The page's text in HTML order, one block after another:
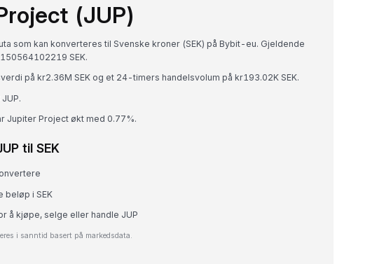
(JUP)
som kan konverteres til Svenske kroner (SEK) på Bybit-eu. Gjeldende
SEK.
på kr2.36M SEK og et 24-timers handelsvolum på kr193.02K SEK.
Jupiter Project økt med 0.77%.
til SEK
beløp i SEK
å kjøpe, selge eller handle JUP
i sanntid basert på markedsdata.